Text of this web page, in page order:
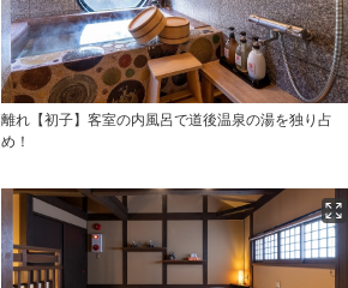
離れ【初子】客室の内風呂で道後温泉の湯を独り占
め！